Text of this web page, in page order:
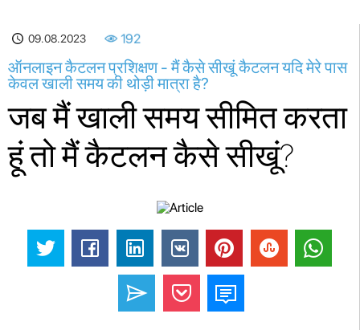
09.08.2023 192
ऑनलाइन कैटलन प्रशिक्षण - मैं कैसे सीखूं कैटलन यदि मेरे पास
केवल खाली समय की थोड़ी मात्रा है?
जब मैं खाली समय सीमित करता
हूं तो मैं कैटलन कैसे सीखूं?